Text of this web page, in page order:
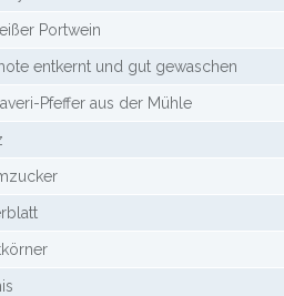
Portwein
entkernt und gut gewaschen
Pfeffer aus der Mühle